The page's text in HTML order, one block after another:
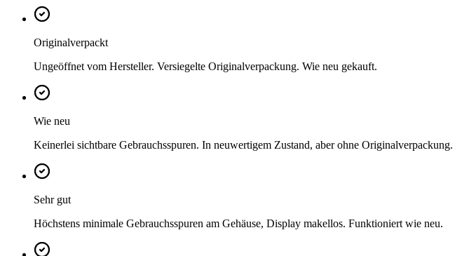
Originalverpackt
Ungeöffnet vom Hersteller. Versiegelte Originalverpackung. Wie neu gekauft.
Wie neu
Keinerlei sichtbare Gebrauchsspuren. In neuwertigem Zustand, aber ohne Originalverpackung.
Sehr gut
Höchstens minimale Gebrauchsspuren am Gehäuse, Display makellos. Funktioniert wie neu.